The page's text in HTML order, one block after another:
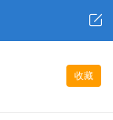
收藏